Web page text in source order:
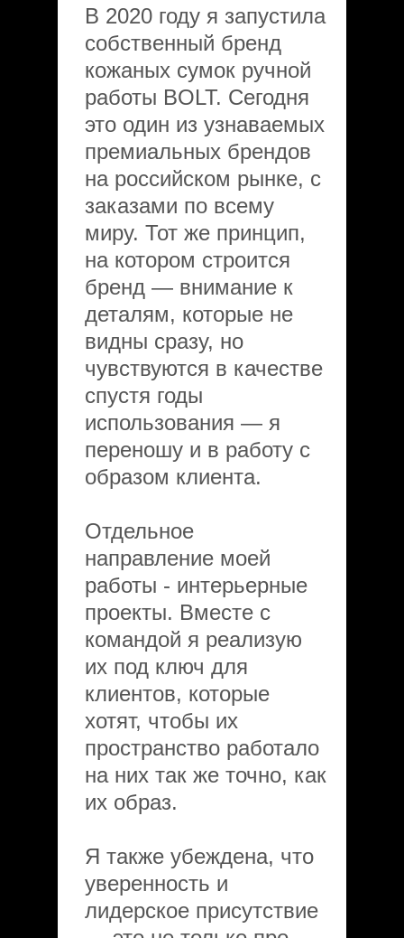
В 2020 году я запустила
собственный бренд
кожаных сумок ручной
работы BOLT. Сегодня
это один из узнаваемых
премиальных брендов
на российском рынке, с
заказами по всему
миру. Тот же принцип,
на котором строится
бренд — внимание к
деталям, которые не
видны сразу, но
чувствуются в качестве
спустя годы
использования — я
переношу и в работу с
образом клиента.
Отдельное
направление моей
работы - интерьерные
проекты. Вместе с
командой я реализую
их под ключ для
клиентов, которые
хотят, чтобы их
пространство работало
на них так же точно, как
их образ.
Я также убеждена, что
уверенность и
лидерское присутствие